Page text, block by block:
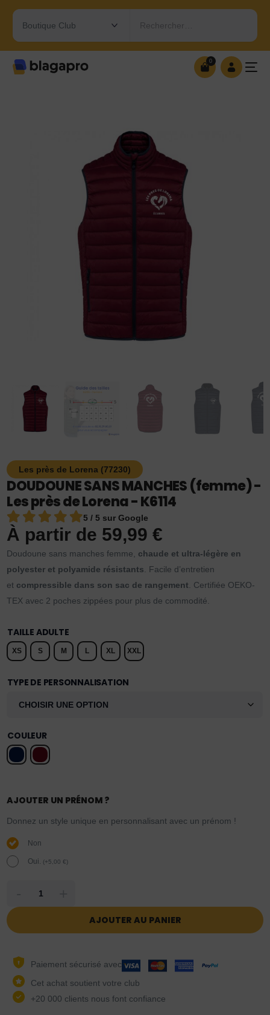
Rechercher…
0
Les près de Lorena (77230)
DOUDOUNE SANS MANCHES (femme) -
Les près de Lorena - K6114
5 / 5 sur Google
À partir de 59,99€
Doudoune sans manches femme, chaude et ultra-légère en
polyester et polyamide résistants . Facile d’entretien
et compressible dans son sac de rangement . Certifiée OEKO-
TEX avec 2 poches zippées pour plus de commodité.
TAILLE ADULTE
XS S M L XL XXL
TYPE DE PERSONNALISATION
COULEUR
AJOUTER UN PRÉNOM ?
Donnez un style unique en personnalisant avec un prénom !
Non
Oui. (+5,00€)
AJOUTER AU PANIER
Paiement sécurisé avec
Cet achat soutient votre club
+20 000 clients nous font confiance